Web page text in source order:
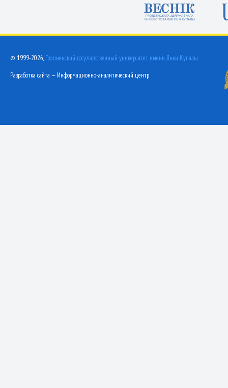
© 1999-2026, Гродненский государственный университет имени Янки Купалы
Разработка сайта — Информационно-аналитический центр